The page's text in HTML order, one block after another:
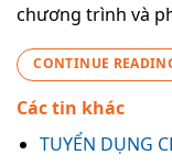
chương trình và
CONTINUE
Các tin khác
TUYỂN DỤNG